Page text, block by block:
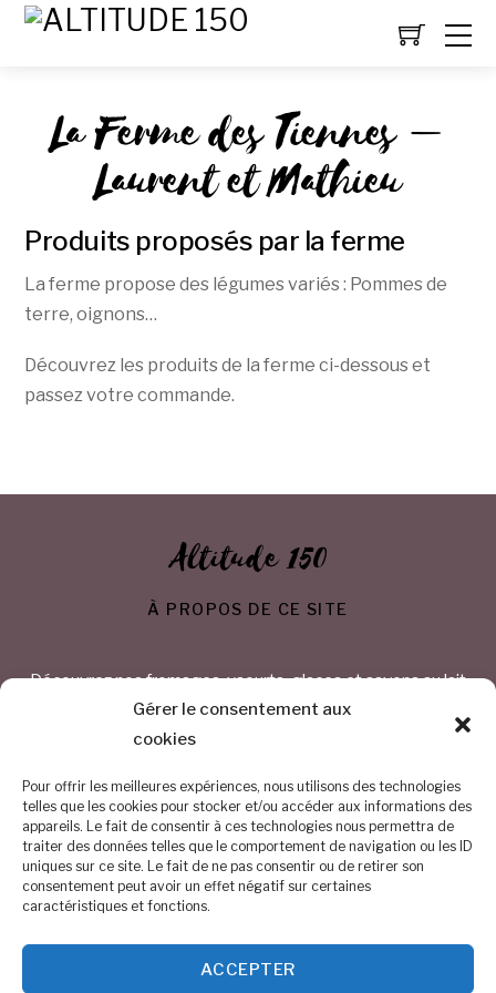
Gérer le consentement aux
cookies
Pour offrir les meilleures expériences, nous utilisons des technologies
telles que les cookies pour stocker et/ou accéder aux informations des
appareils. Le fait de consentir à ces technologies nous permettra de
traiter des données telles que le comportement de navigation ou les ID
uniques sur ce site. Le fait de ne pas consentir ou de retirer son
consentement peut avoir un effet négatif sur certaines
caractéristiques et fonctions.
ACCEPTER
La Ferme des Tiennes –
Laurent et Mathieu
Produits proposés par la ferme
La ferme propose des légumes variés : Pommes de
terre, oignons…
Découvrez les produits de la ferme ci-dessous et
passez votre commande.
Altitude 150
À PROPOS DE CE SITE
Découvrez nos fromages, yaourts, glaces et savons au lait
de chèvre
Chemin Saint Bavon 1 – 1325 Chaumont-Gistoux
BE 0884.254.374
info@altitude150.be